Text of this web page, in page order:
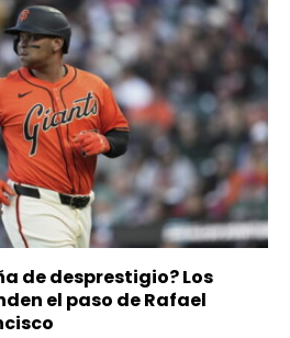
de desprestigio? Los
el paso de Rafael